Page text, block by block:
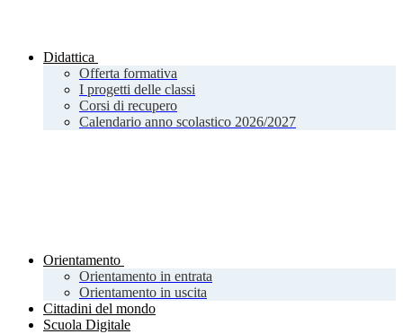
Didattica
Offerta formativa
I progetti delle classi
Corsi di recupero
Calendario anno scolastico 2026/2027
Orientamento
Orientamento in entrata
Orientamento in uscita
Cittadini del mondo
Scuola Digitale